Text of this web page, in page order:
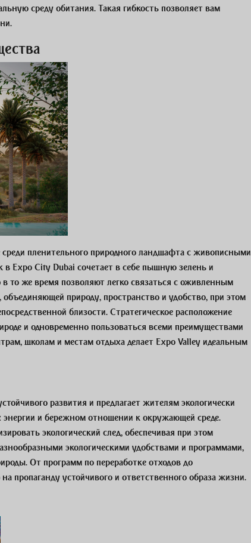
среду обитания. Такая гибкость позволяет вам
пленительного природного ландшафта с живописными
в Expo City Dubai сочетает в себе пышную зелень и
то же время позволяют легко связаться с оживленным
природу, пространство и удобство, при этом
близости. Стратегическое расположение
и одновременно пользоваться всеми преимуществами
школам и местам отдыха делает Expo Valley идеальным
развития и предлагает жителям экологически
и бережном отношении к окружающей среде.
экологический след, обеспечивая при этом
экологическими удобствами и программами,
От программ по переработке отходов до
пропаганду устойчивого и ответственного образа жизни.